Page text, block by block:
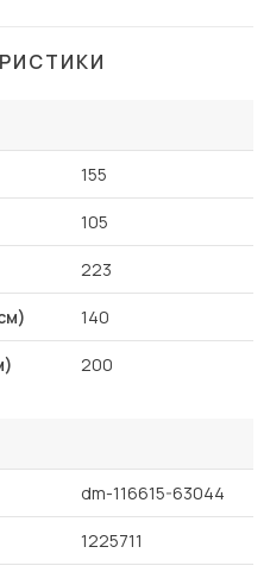
155
105
223
140
200
dm-116615-63044
1225711